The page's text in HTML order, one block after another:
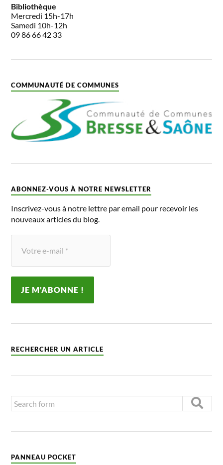
Bibliothèque
Mercredi 15h-17h
Samedi 10h-12h
09 86 66 42 33
COMMUNAUTÉ DE COMMUNES
ABONNEZ-VOUS À NOTRE NEWSLETTER
Inscrivez-vous à notre lettre par email pour recevoir les
nouveaux articles du blog.
RECHERCHER UN ARTICLE
PANNEAU POCKET